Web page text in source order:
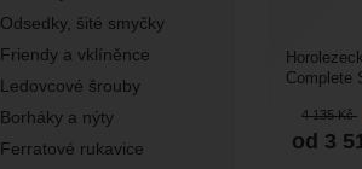
Díky
nám
4 135Kč
od 3
Complete
Odsedky, šité smyčky
Friendy a vklíněnce
Ledovcové šrouby
Borháky a nýty
Ferratové rukavice